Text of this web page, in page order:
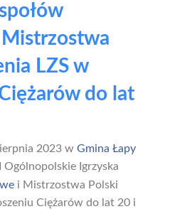
LZS w
do lat
2023 w Gmina Łapy
Ogólnopolskie Igrzyska
i Mistrzostwa Polski
Ciężarów do lat 20 i